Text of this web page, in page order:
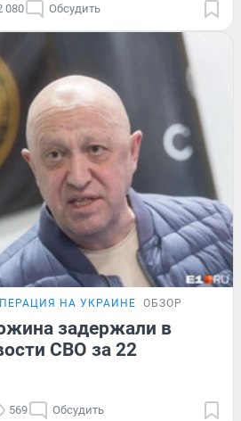
080 Обсудить
НА УКРАИНЕ ОБЗОР
задержали в
СВО за 22
569 Обсудить